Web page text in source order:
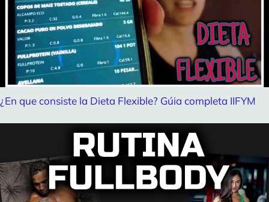
¿En que consiste la Dieta Flexible? Gúia completa IIFYM